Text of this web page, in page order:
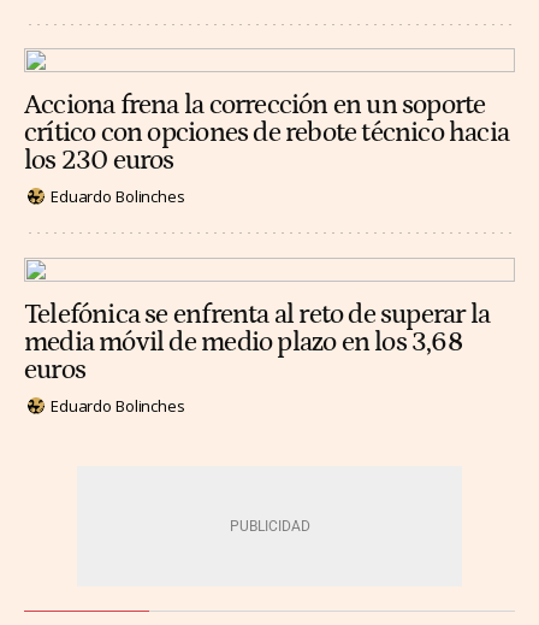
Acciona frena la corrección en un soporte
crítico con opciones de rebote técnico hacia
los 230 euros
Eduardo Bolinches
Telefónica se enfrenta al reto de superar la
media móvil de medio plazo en los 3,68
euros
Eduardo Bolinches